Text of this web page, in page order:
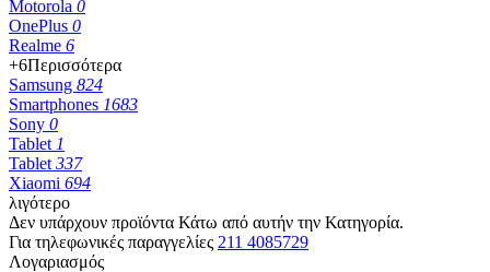
Motorola 0
OnePlus 0
Realme 6
+6Περισσότερα
Samsung 824
Smartphones 1683
Sony 0
Tablet 1
Tablet 337
Xiaomi 694
λιγότερο
Δεν υπάρχουν προϊόντα Κάτω από αυτήν την Κατηγορία.
Για τηλεφωνικές παραγγελίες 211 4085729
Λογαριασμός